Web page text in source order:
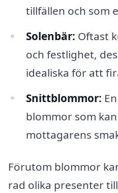
tillfällen och som
Solenbär: Oftast
och festlighet,
idealiska för att
Snittblommor:
blommor som
mottagarens
Förutom blommor
rad olika presenter